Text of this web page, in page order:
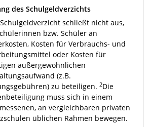
des Schulgeldverzichts
schließt nicht aus,
bzw. Schüler an
Kosten für Verbrauchs- und
oder Kosten für
außergewöhnlichen
(z.B.
zu beteiligen. 2Die
muss sich in einem
an vergleichbaren privaten
üblichen Rahmen bewegen.